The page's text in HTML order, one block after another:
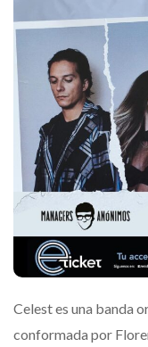
Celest es una banda
conformada por